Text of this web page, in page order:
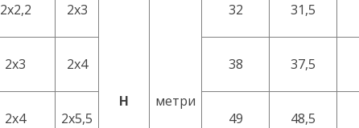
2x2,2 2x3
H метри
32 31,5
2x3 2x4 38 37,5
2x4 2x5,5 49 48,5